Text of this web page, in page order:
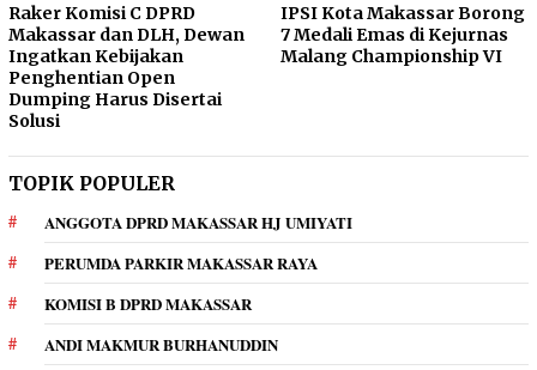
Raker Komisi C DPRD
Makassar dan DLH, Dewan
Ingatkan Kebijakan
Penghentian Open
Dumping Harus Disertai
Solusi
IPSI Kota Makassar Borong
7 Medali Emas di Kejurnas
Malang Championship VI
TOPIK POPULER
ANGGOTA DPRD MAKASSAR HJ UMIYATI
PERUMDA PARKIR MAKASSAR RAYA
KOMISI B DPRD MAKASSAR
ANDI MAKMUR BURHANUDDIN